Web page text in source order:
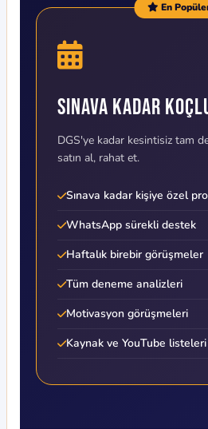
En
Sınava Kadar
DGS'ye kadar kesintisiz tam
satın al, rahat et.
Sınava kadar kişiye özel
WhatsApp sürekli destek
Haftalık birebir görüşmeler
Tüm deneme analizleri
Motivasyon görüşmeleri
Kaynak ve YouTube listeleri